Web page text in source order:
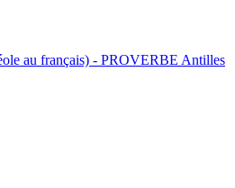
au français) - PROVERBE Antilles